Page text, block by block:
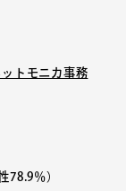
トモニカ事務
78.9％）